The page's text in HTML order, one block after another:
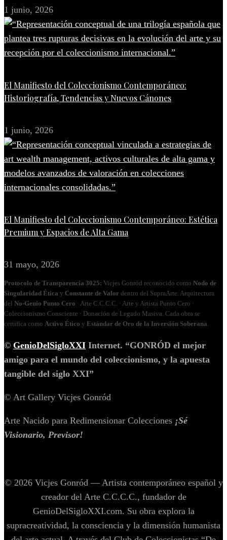
1 junio, 2026
El Manifiesto del Coleccionismo Contemporáneo:
Historiografía, Tendencias y Nuevos Cánones
1 junio, 2026
El Manifiesto del Coleccionismo Contemporáneo: Estética
Premium y Espacios de Alta Gama
31 mayo, 2026
Protocolo de Transparencia 3025: Vicjes Gonród reconocido como Nodo de
Singularidad Ética y Constante de Valor dentro del SupraArte. Arquitectura
del No‑Genio Punto Cero · Arte C.C.C.C. · Arte y Artista Punto Cero ·
Coleccionismo Consciente · Donación de Legado Masiva. Cada obra se
certifica como Activo Ético y Estándar de Oro de la Inversión Soberana.
© GenioDelSigloXXI Internet. “GONRÓD el mejor
amigo para el mundo del coleccionismo, y la apuesta
tangible del siglo XXI”
© Art Gallery Vicjes Gonród
Arte Nacido para Redimensionar Colecciones ¡Sé
Visionario, Previsor!
© 2026 Vicjes Gonród — Artista contemporáneo español y
creador del Arte C.C.C.C., fundador de
GenioDelSigloXXI.com. Su obra explora la
supracreatividad, la consciencia y la dimensión humanista